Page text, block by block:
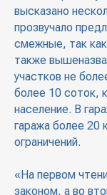
высказано
прозвучало
смежные, так
также
участков не
более 10 соток,
население. В
гаража более 20
ограничений.
«На первом
законом, а во